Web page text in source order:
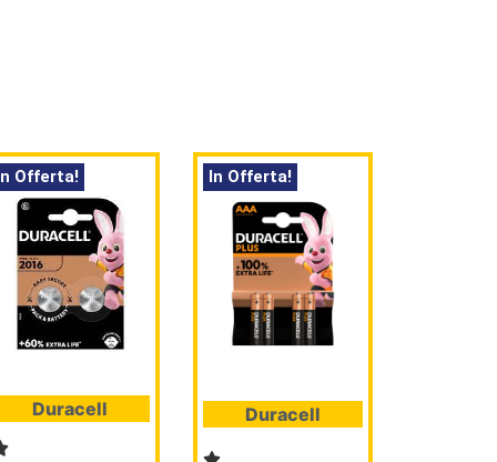
In Offerta!
Duracell
In Offerta!
Duracell